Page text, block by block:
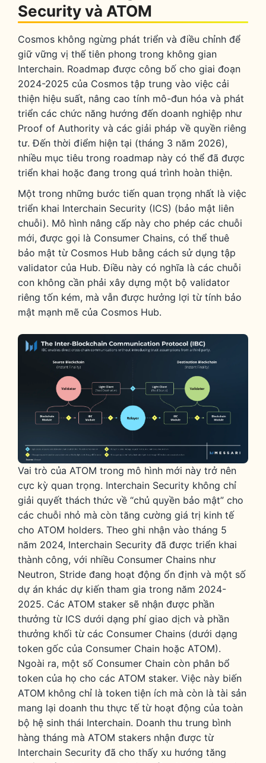
Security và ATOM
Cosmos không ngừng phát triển và điều chỉnh để
giữ vững vị thế tiên phong trong không gian
Interchain. Roadmap được công bố cho giai đoạn
2024-2025 của Cosmos tập trung vào việc cải
thiện hiệu suất, nâng cao tính mô-đun hóa và phát
triển các chức năng hướng đến doanh nghiệp như
Proof of Authority và các giải pháp về quyền riêng
tư. Đến thời điểm hiện tại (tháng 3 năm 2026),
nhiều mục tiêu trong roadmap này có thể đã được
triển khai hoặc đang trong quá trình hoàn thiện.
Một trong những bước tiến quan trọng nhất là việc
triển khai Interchain Security (ICS) (bảo mật liên
chuỗi). Mô hình nâng cấp này cho phép các chuỗi
mới, được gọi là Consumer Chains, có thể thuê
bảo mật từ Cosmos Hub bằng cách sử dụng tập
validator của Hub. Điều này có nghĩa là các chuỗi
con không cần phải xây dựng một bộ validator
riêng tốn kém, mà vẫn được hưởng lợi từ tính bảo
mật mạnh mẽ của Cosmos Hub.
Vai trò của ATOM trong mô hình mới này trở nên
cực kỳ quan trọng. Interchain Security không chỉ
giải quyết thách thức về “chủ quyền bảo mật” cho
các chuỗi nhỏ mà còn tăng cường giá trị kinh tế
cho ATOM holders. Theo ghi nhận vào tháng 5
năm 2024, Interchain Security đã được triển khai
thành công, với nhiều Consumer Chains như
Neutron, Stride đang hoạt động ổn định và một số
dự án khác dự kiến tham gia trong năm 2024-
2025. Các ATOM staker sẽ nhận được phần
thưởng từ ICS dưới dạng phí giao dịch và phần
thưởng khối từ các Consumer Chains (dưới dạng
token gốc của Consumer Chain hoặc ATOM).
Ngoài ra, một số Consumer Chain còn phân bổ
token của họ cho các ATOM staker. Việc này biến
ATOM không chỉ là token tiện ích mà còn là tài sản
mang lại doanh thu thực tế từ hoạt động của toàn
bộ hệ sinh thái Interchain. Doanh thu trung bình
hàng tháng mà ATOM stakers nhận được từ
Interchain Security đã cho thấy xu hướng tăng